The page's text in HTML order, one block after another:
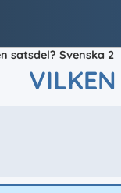
satsdel? Svenska 2